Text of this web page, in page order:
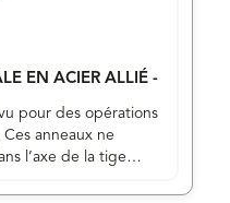
EN ACIER ALLIÉ -
pour des opérations
anneaux ne
l’axe de la tige